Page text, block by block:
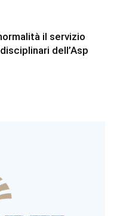
il servizio
dell’Asp